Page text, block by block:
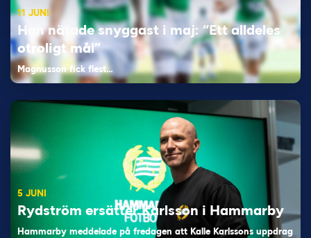
11 JUNI
Han nätade snyggast i maj: “Ett alldeles
otroligt mål”
Magnusson fick flest…
5 JUNI
Rydström ersätter Karlsson i Hammarby
Hammarby meddelade på fredagen att Kalle Karlssons uppdrag